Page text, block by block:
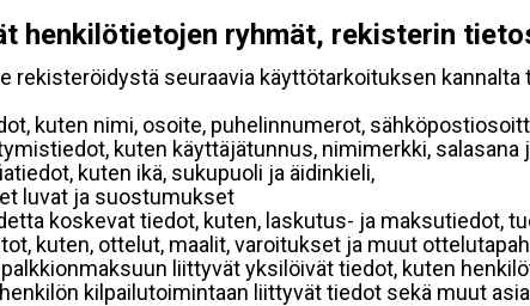
henkilötietojen ryhmät, rekisterin
rekisteröidystä seuraavia käyttötarkoituksen
kuten nimi, osoite, puhelinnumerot,
kuten käyttäjätunnus, nimimerkki, salasana
kuten ikä, sukupuoli ja äidinkieli,
luvat ja suostumukset
koskevat tiedot, kuten, laskutus- ja maksutiedot,
kuten, ottelut, maalit, varoitukset ja muut
palkkionmaksuun liittyvät yksilöivät tiedot, kuten
kilpailutoimintaan liittyvät tiedot sekä muut